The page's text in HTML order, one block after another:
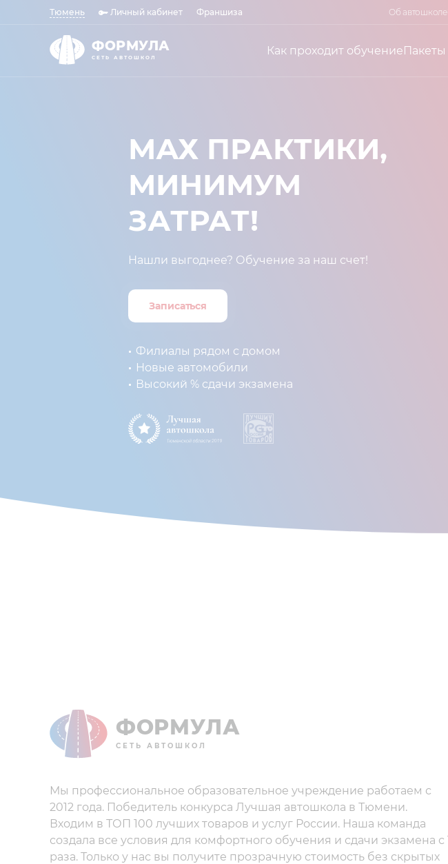
Тюмень Личный кабинет Франшиза Об автошколе
ФОРМУЛА
СЕТЬ АВТОШКОЛ
Как проходит обучение
МАХ ПРАКТИКИ,
МИНИМУМ
ЗАТРАТ!⁣⁣
Нашли выгоднее? Обучение за наш счет!
Записаться
Филиалы рядом с домом
Новые автомобили
Высокий % сдачи экзамена
ФОРМУЛА
СЕТЬ АВТОШКОЛ
Мы профессиональное образовательное учреждение работаем с
2012 года. Победитель конкурса Лучшая автошкола в Тюмени.
Входим в ТОП 100 лучших товаров и услуг России. Наша команда
создала все условия для комфортного обучения и сдачи экзамена с
раза. Только у нас вы получите прозрачную стоимость без скрытых